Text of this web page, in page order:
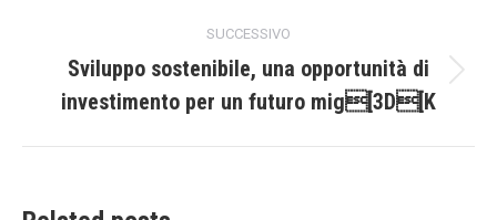
SUCCESSIVO
Prossimo
post:
Sviluppo sostenibile, una opportunità di
investimento per un futuro mig[3D[K